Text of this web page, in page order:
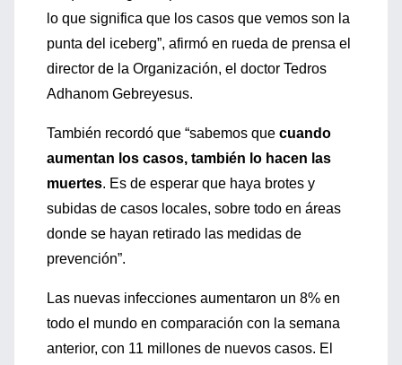
lo que significa que los casos que vemos son la
punta del iceberg”, afirmó en rueda de prensa el
director de la Organización, el doctor Tedros
Adhanom Gebreyesus.
También recordó que “sabemos que cuando
aumentan los casos, también lo hacen las
muertes. Es de esperar que haya brotes y
subidas de casos locales, sobre todo en áreas
donde se hayan retirado las medidas de
prevención”.
Las nuevas infecciones aumentaron un 8% en
todo el mundo en comparación con la semana
anterior, con 11 millones de nuevos casos. El